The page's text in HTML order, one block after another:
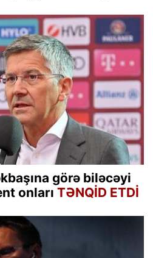
görə biləcəyi
onları TƏNQİD ETDİ